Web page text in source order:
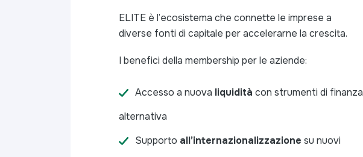
ELITE è l’ecosistema che connette le imprese a
diverse fonti di capitale per accelerarne la crescita.
I benefici della membership per le aziende:
Accesso a nuova liquidità con strumenti di finanza
alternativa
Supporto all’internazionalizzazione su nuovi